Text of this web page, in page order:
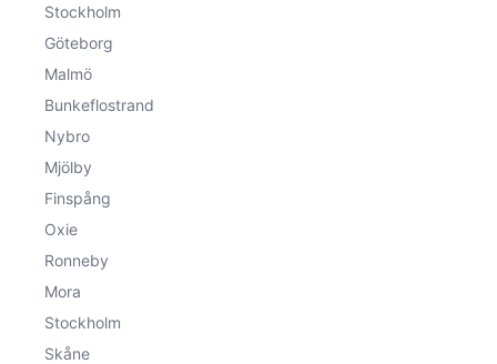
Stockholm
Göteborg
Malmö
Bunkeflostrand
Nybro
Mjölby
Finspång
Oxie
Ronneby
Mora
Stockholm
Skåne